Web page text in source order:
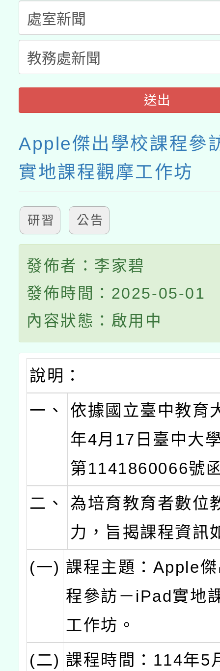
送出
Apple傑出學校課程參
實地課程觀摩工作坊
研習 公告
發佈者：李家碧
發佈時間：2025-05-01
內容狀態：啟用中
說明：
一、
依據國立臺中教育
年4月17日臺中大
第1141860066號
二、
為培育教育者數位
力，旨揭課程資訊
(一) 課程主題：Apple
程參訪－iPad實地
工作坊。
(二) 課程時間：114年5